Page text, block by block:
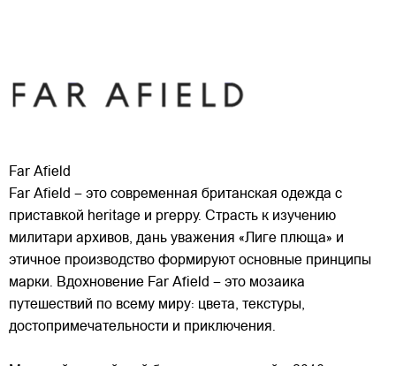
Far Afield
Far Afield – это современная британская одежда с
приставкой heritage и preppy. Страсть к изучению
милитари архивов, дань уважения «Лиге плюща» и
этичное производство формируют основные принципы
марки. Вдохновение Far Afield – это мозаика
путешествий по всему миру: цвета, текстуры,
достопримечательности и приключения.